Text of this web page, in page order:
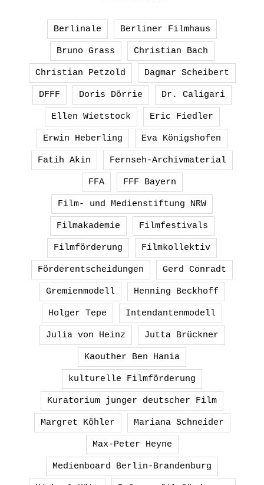
Berlinale Berliner Filmhaus
Bruno Grass Christian Bach
Christian Petzold Dagmar Scheibert
DFFF Doris Dörrie Dr. Caligari
Ellen Wietstock Eric Fiedler
Erwin Heberling Eva Königshofen
Fatih Akin Fernseh-Archivmaterial
FFA FFF Bayern
Film- und Medienstiftung NRW
Filmakademie Filmfestivals
Filmförderung Filmkollektiv
Förderentscheidungen Gerd Conradt
Gremienmodell Henning Beckhoff
Holger Tepe Intendantenmodell
Julia von Heinz Jutta Brückner
Kaouther Ben Hania
kulturelle Filmförderung
Kuratorium junger deutscher Film
Margret Köhler Mariana Schneider
Max-Peter Heyne
Medienboard Berlin-Brandenburg